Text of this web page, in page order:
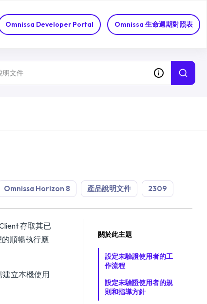
Omnissa Developer Portal Omnissa 生命週期對照表
Omnissa Horizon 8 產品說明文件 2309
存取其已
順暢執行應
建立本機使用
關於此主題
設定未驗證使用者的工
作流程
設定未驗證使用者的規
則和指導方針